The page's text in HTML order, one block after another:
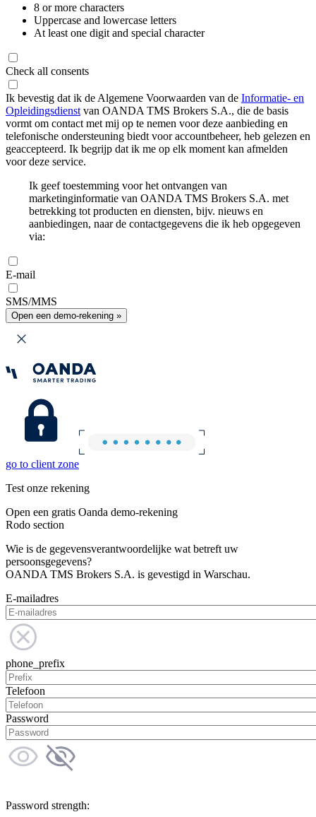
8 or more characters
Uppercase and lowercase letters
At least one digit and special character
Check all consents
Ik bevestig dat ik de Algemene Voorwaarden van de Informatie- en
Opleidingsdienst van OANDA TMS Brokers S.A., die de basis
vormt om contact met mij op te nemen voor deze aanbieding en
telefonische ondersteuning biedt voor accountbeheer, heb gelezen en
geaccepteerd. Ik begrijp dat ik me op elk moment kan afmelden
voor deze service.
Ik geef toestemming voor het ontvangen van
marketinginformatie van OANDA TMS Brokers S.A. met
betrekking tot producten en diensten, bijv. nieuws en
aanbiedingen, naar de contactgegevens die ik heb opgegeven
via:
E-mail
SMS/MMS
Open een demo-rekening »
go to client zone
Test onze rekening
Open een gratis Oanda demo-rekening
Rodo section
Wie is de gegevensverantwoordelijke wat betreft uw
persoonsgegevens?
OANDA TMS Brokers S.A. is gevestigd in Warschau.
E-mailadres
phone_prefix
Telefoon
Password
Password strength: